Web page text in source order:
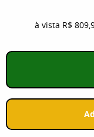
à vista R$